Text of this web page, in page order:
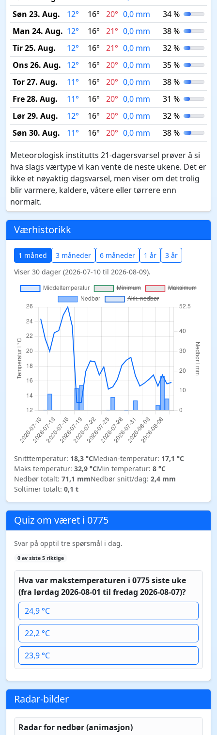
Søn 23. Aug.
12° 16° 20° 0,0 mm
34 %
Man 24. Aug. 12° 16° 21° 0,0 mm
38 %
Tir 25. Aug.
12° 16° 21° 0,0 mm
32 %
Ons 26. Aug.
12° 16° 20° 0,0 mm
35 %
Tor 27. Aug.
11° 16° 20° 0,0 mm
38 %
Fre 28. Aug.
11° 16° 20° 0,0 mm
31 %
Lør 29. Aug.
12° 16° 20° 0,0 mm
32 %
Søn 30. Aug.
11° 16° 20° 0,0 mm 38 %
Meteorologisk institutts 21-dagersvarsel prøver å si
hva slags værtype vi kan vente de neste ukene. Det er
ikke et nøyaktig dagsvarsel, men viser om det trolig
blir varmere, kaldere, våtere eller tørrere enn
normalt.
Værhistorikk
1 måned 3 måneder 6 måneder 1 år
3 år
Viser 30 dager (2026-07-10 til 2026-08-09).
Snitttemperatur: 18,3 °CMedian-temperatur: 17,1 °C
Maks temperatur: 32,9 °CMin temperatur: 8 °C
Nedbør totalt: 71,1 mmNedbør snitt/dag: 2,4 mm
Soltimer totalt: 0,1 t
Quiz om været i 0775
Svar på opptil tre spørsmål i dag.
0 av siste 5 riktige
Hva var makstemperaturen i 0775 siste uke
(fra lørdag 2026-08-01 til fredag 2026-08-07)?
24,9 °C
22,2 °C
23,9 °C
Radar-bilder
Radar for nedbør (animasjon)